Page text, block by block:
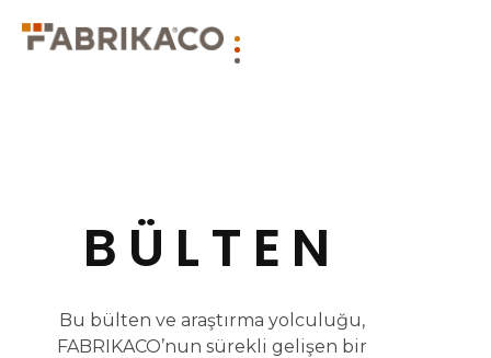
BÜLTEN
Bu bülten ve araştırma yolculuğu,
FABRIKACO’nun sürekli gelişen bir